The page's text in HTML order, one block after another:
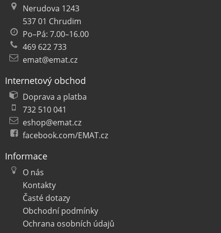
Nerudova 1243
537 01 Chrudim
Po–Pá: 7.00–16.00
469 622 733
emat@emat.cz
Internetový obchod
Doprava a platba
732 510 041
eshop@emat.cz
facebook.com/EMAT.cz
Informace
O nás
Kontakty
Časté dotazy
Obchodní podmínky
Ochrana osobních údajů